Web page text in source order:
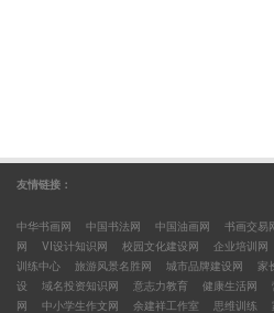
友情链接：
中华书画网 中国书法网 中国油画网 书画交易
网
VI设计知识网 校园文化建设网 企业培训网
训练中心
旅游风景名胜网 城市品牌建设网 家
设
域名投资知识网 意志力教育 健康生活网
网
中小学生作文网 余建祥工作室 思维训练